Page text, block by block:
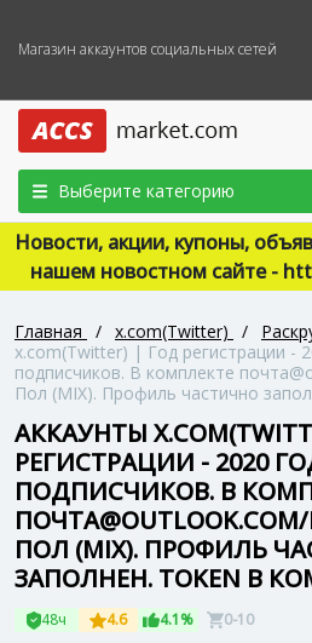
Магазин аккаунтов социальных сетей
Выберите категорию
Новости, акции, купоны,
нашем новостном сайте -
Главная / x.com(Twitter) /
x.com(Twitter) | Год регистрации -
подписчиков. В комплекте
Пол (MIX). Профиль частично
АККАУНТЫ
РЕГИСТРАЦИИ - 2020
ПОДПИСЧИКОВ. В
ПОЛ (MIX). ПРОФИЛЬ
ЗАПОЛНЕН. TOKEN В
48ч 4.6 4.1% 0-10